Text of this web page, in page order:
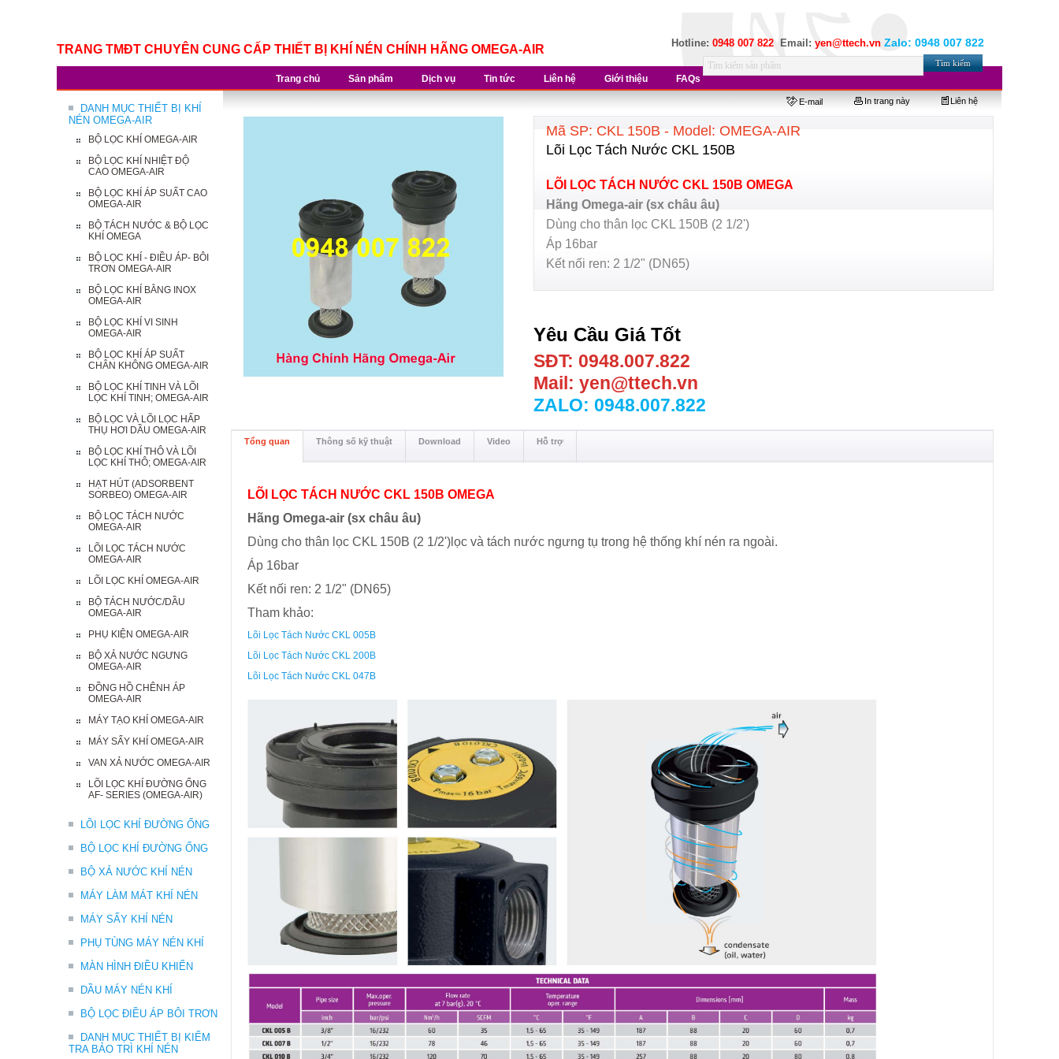
Hotline: 0948 007 822 Email: yen@ttech.vn Zalo: 0948 007 822
TRANG TMĐT CHUYÊN CUNG CẤP THIẾT BỊ KHÍ NÉN CHÍNH HÃNG OMEGA-AIR
Trang chủ Sản phẩm Dịch vụ Tin tức Liên hệ Giới thiệu FAQs
DANH MỤC THIẾT BỊ KHÍ
NÉN OMEGA-AIR
BỘ LỌC KHÍ OMEGA-AIR
BỘ LỌC KHÍ NHIỆT ĐỘ
CAO OMEGA-AIR
BỘ LỌC KHÍ ÁP SUẤT CAO
OMEGA-AIR
BỘ TÁCH NƯỚC & BỘ LỌC
KHÍ OMEGA
BỘ LỌC KHÍ - ĐIỀU ÁP- BÔI
TRƠN OMEGA-AIR
BỘ LỌC KHÍ BẰNG INOX
OMEGA-AIR
BỘ LỌC KHÍ VI SINH
OMEGA-AIR
BỘ LỌC KHÍ ÁP SUẤT
CHÂN KHÔNG OMEGA-AIR
BỘ LỌC KHÍ TINH VÀ LÕI
LỌC KHÍ TINH; OMEGA-AIR
BỘ LỌC VÀ LÕI LỌC HẤP
THỤ HƠI DẦU OMEGA-AIR
BỘ LỌC KHÍ THÔ VÀ LÕI
LỌC KHÍ THÔ; OMEGA-AIR
HẠT HÚT (ADSORBENT
SORBEO) OMEGA-AIR
BỘ LỌC TÁCH NƯỚC
OMEGA-AIR
LÕI LỌC TÁCH NƯỚC
OMEGA-AIR
LÕI LỌC KHÍ OMEGA-AIR
BỘ TÁCH NƯỚC/DẦU
OMEGA-AIR
PHỤ KIỆN OMEGA-AIR
BỘ XẢ NƯỚC NGƯNG
OMEGA-AIR
ĐỒNG HỒ CHÊNH ÁP
OMEGA-AIR
MÁY TẠO KHÍ OMEGA-AIR
MÁY SẤY KHÍ OMEGA-AIR
VAN XẢ NƯỚC OMEGA-AIR
LÕI LỌC KHÍ ĐƯỜNG ỐNG
AF- SERIES (OMEGA-AIR)
LÕI LỌC KHÍ ĐƯỜNG ỐNG
BỘ LỌC KHÍ ĐƯỜNG ỐNG
BỘ XẢ NƯỚC KHÍ NÉN
MÁY LÀM MÁT KHÍ NÉN
MÁY SẤY KHÍ NÉN
PHỤ TÙNG MÁY NÉN KHÍ
MÀN HÌNH ĐIỀU KHIỂN
DẦU MÁY NÉN KHÍ
BỘ LỌC ĐIỀU ÁP BÔI TRƠN
DANH MỤC THIẾT BỊ KIỂM
TRA BẢO TRÌ KHÍ NÉN
E-mail In trang này Liên hệ
Mã SP: CKL 150B - Model: OMEGA-AIR
Lõi Lọc Tách Nước CKL 150B
LÕI LỌC TÁCH NƯỚC CKL 150B OMEGA
Hãng Omega-air (sx châu âu)
Dùng cho thân lọc CKL 150B (2 1/2')
Áp 16bar
Kết nối ren: 2 1/2" (DN65)
Yêu Cầu Giá Tốt
SĐT: 0948.007.822
Mail: yen@ttech.vn
ZALO: 0948.007.822
Tổng quan Thông số kỹ thuật Download Video Hỗ trợ
LÕI LỌC TÁCH NƯỚC CKL 150B OMEGA
Hãng Omega-air (sx châu âu)
Dùng cho thân lọc CKL 150B (2 1/2')lọc và tách nước ngưng tụ trong hệ thống khí nén ra ngoài.
Áp 16bar
Kết nối ren: 2 1/2" (DN65)
Tham khảo:
Lõi Lọc Tách Nước CKL 005B
Lõi Lọc Tách Nước CKL 200B
Lõi Lọc Tách Nước CKL 047B